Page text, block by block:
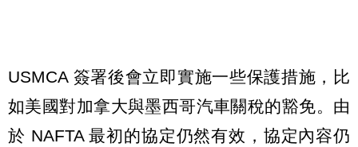
USMCA 簽署後會立即實施一些保護措施，比
如美國對加拿大與墨西哥汽車關稅的豁免。由
於 NAFTA 最初的協定仍然有效，協定內容仍